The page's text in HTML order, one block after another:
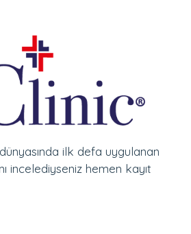
ilk defa uygulanan
incelediyseniz hemen kayıt